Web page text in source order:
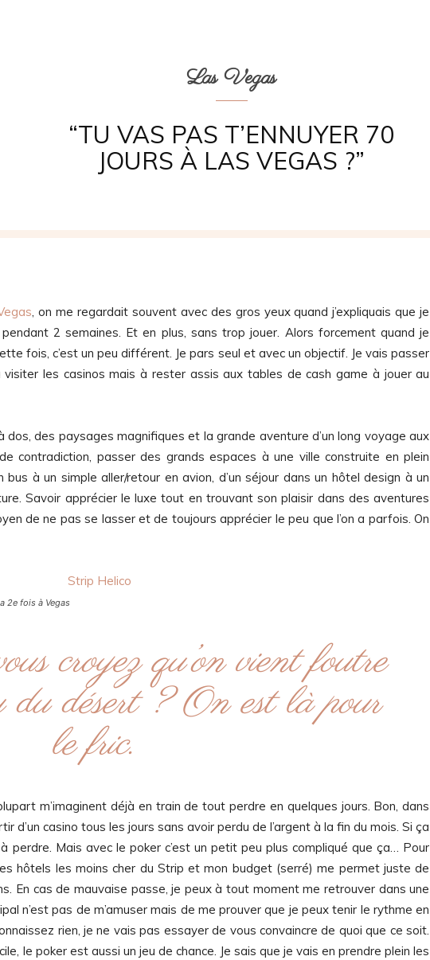
Las Vegas
“TU VAS PAS T’ENNUYER 70
JOURS À LAS VEGAS ?”
, on me regardait souvent avec des gros yeux quand j’expliquais que je
2 semaines. Et en plus, sans trop jouer. Alors forcement quand je
fois, c’est un peu différent. Je pars seul et avec un objectif. Je vais passer
les casinos mais à rester assis aux tables de cash game à jouer au
dos, des paysages magnifiques et la grande aventure d’un long voyage aux
contradiction, passer des grands espaces à une ville construite en plein
à un simple aller/retour en avion, d’un séjour dans un hôtel design à un
Savoir apprécier le luxe tout en trouvant son plaisir dans des aventures
de ne pas se lasser et de toujours apprécier le peu que l’on a parfois. On
2e fois à Vegas
croyez qu’on vient foutre
du désert ? On est là pour
le fric.
m’imaginent déjà en train de tout perdre en quelques jours. Bon, dans
d’un casino tous les jours sans avoir perdu de l’argent à la fin du mois. Si ça
perdre. Mais avec le poker c’est un petit peu plus compliqué que ça… Pour
hôtels les moins cher du Strip et mon budget (serré) me permet juste de
En cas de mauvaise passe, je peux à tout moment me retrouver dans une
n’est pas de m’amuser mais de me prouver que je peux tenir le rythme en
rien, je ne vais pas essayer de vous convaincre de quoi que ce soit.
le poker est aussi un jeu de chance. Je sais que je vais en prendre plein les